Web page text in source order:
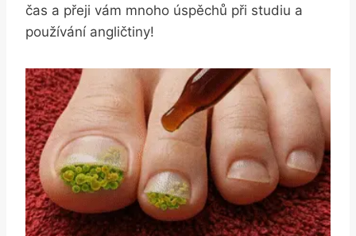
čas a přeji vám mnoho úspěchů při studiu a
používání angličtiny!